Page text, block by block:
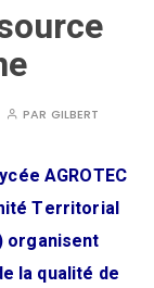
PAR GILBERT
AGROTEC
Territorial
organisent
la qualité de